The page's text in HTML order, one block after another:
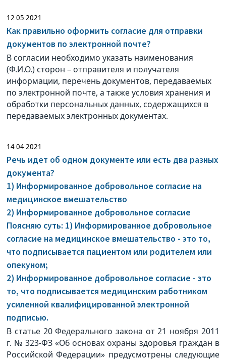
12 05 2021
Как правильно оформить согласие для отправки
документов по электронной почте?
В согласии необходимо указать наименования
(Ф.И.О.) сторон – отправителя и получателя
информации, перечень документов, передаваемых
по электронной почте, а также условия хранения и
обработки персональных данных, содержащихся в
передаваемых электронных документах.
14 04 2021
Речь идет об одном документе или есть два разных
документа?
1) Информированное добровольное согласие на
медицинское вмешательство
2) Информированное добровольное согласие
Поясняю суть: 1) Информированное добровольное
согласие на медицинское вмешательство - это то,
что подписывается пациентом или родителем или
опекуном;
2) Информированное добровольное согласие - это
то, что подписывается медицинским работником
усиленной квалифицированной электронной
подписью.
В статье 20 Федерального закона от 21 ноября 2011
г. № 323-ФЗ «Об основах охраны здоровья граждан в
Российской Федерации» предусмотрены следующие